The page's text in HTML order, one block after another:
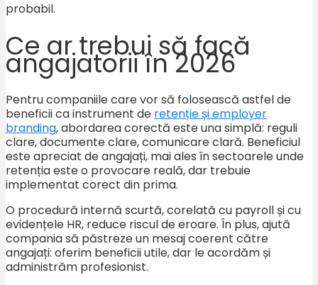
probabil.
Ce ar trebui să facă
angajatorii în 2026
Pentru companiile care vor să folosească astfel de
beneficii ca instrument de retenție și employer
branding, abordarea corectă este una simplă: reguli
clare, documente clare, comunicare clară. Beneficiul
este apreciat de angajați, mai ales în sectoarele unde
retenția este o provocare reală, dar trebuie
implementat corect din prima.
O procedură internă scurtă, corelată cu payroll și cu
evidențele HR, reduce riscul de eroare. În plus, ajută
compania să păstreze un mesaj coerent către
angajați: oferim beneficii utile, dar le acordăm și
administrăm profesionist.